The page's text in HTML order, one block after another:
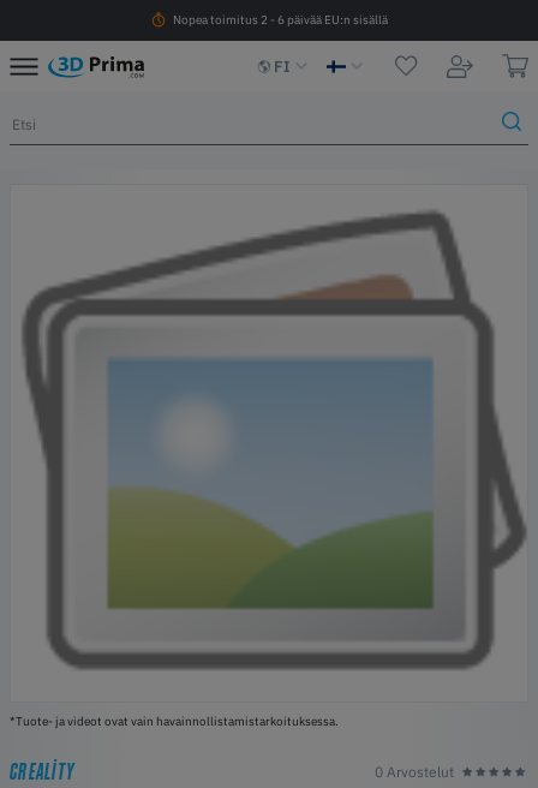
Nopea toimitus 2 - 6 päivää EU:n sisällä
FI
*Tuote- ja videot ovat vain havainnollistamistarkoituksessa.
CREALITY 0 Arvostelut